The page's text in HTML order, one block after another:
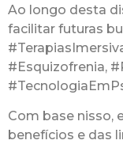
Ao longo desta
facilitar futuras
#Esquizofrenia,
Com base nisso,
benefícios e das